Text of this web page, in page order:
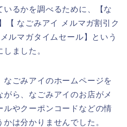
いるかを調べるために、【な
【 なごみアイ メルマガ割引ク
ルマガタイムセール】という
ました。
なごみアイのホームページを
ら、なごみアイのお店がメ
ルやクーポンコードなどの情
は分かりませんでした。